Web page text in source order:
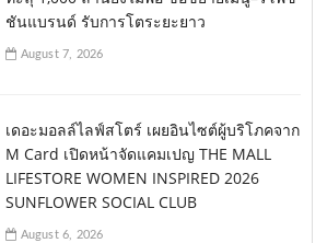
ชันแบรนด์ รับการโตระยะยาว
August 7, 2026
เดอะมอลล์ไลฟ์สโตร์ เผยอินไซต์ผู้บริโภคจาก
M Card เปิดหน้าจัดแคมเปญ THE MALL
LIFESTORE WOMEN INSPIRED 2026
SUNFLOWER SOCIAL CLUB
August 6, 2026